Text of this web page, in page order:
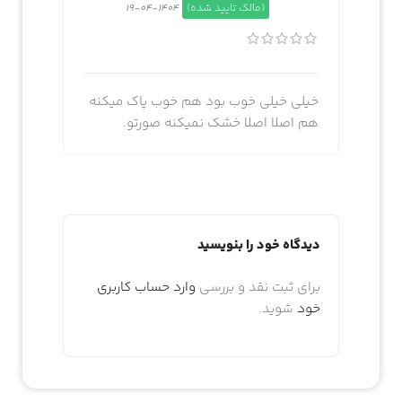
(مالک تایید شده) 1404-04-19
خیلی خیلی خوب بود هم خوب پاک میکنه
هم اصلا اصلا خشک نمیکنه صورتو.
دیدگاه خود را بنویسید
برای ثبت نقد و بررسی وارد حساب کاربری
خود شوید.